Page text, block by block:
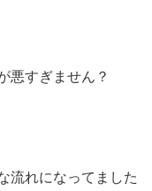
悪すぎません？
流れになってました